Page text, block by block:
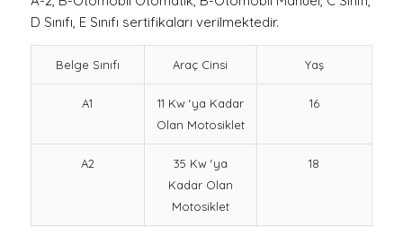
D Sınıfı, E Sınıfı sertifikaları verilmektedir.
Belge Sınıfı Araç Cinsi Yaş
A1
11 Kw ‘ya Kadar
Olan Motosiklet
16
A2
35 Kw ‘ya
Kadar Olan
Motosiklet
18